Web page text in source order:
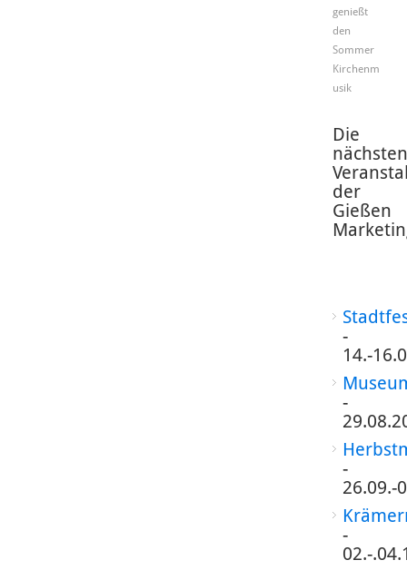
genießt
den
Sommer
Kirchenm
usik
Die
nächsten
der
Gießen
-
14.-
-
-
26.09.-
-
02.-